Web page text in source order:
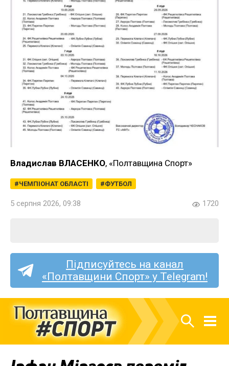
Владислав ВЛАСЕНКО, «Полтавщина Спорт»
ЧЕМПІОНАТ ОБЛАСТІ ФУТБОЛ
5 серпня 2026, 09:38 1720
Підписуйтесь на канал
«Полтавщини Спорт» у Telegram!